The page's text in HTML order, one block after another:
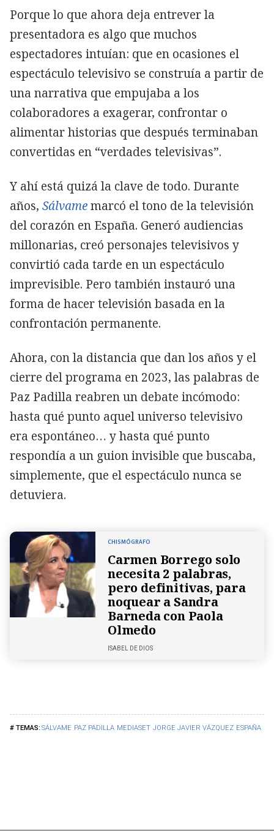
SÁLVAME PAZ PADILLA MEDIASET JORGE JAVIER VÁZQUEZ ESPAÑA
Porque lo que ahora deja entrever la
presentadora es algo que muchos
espectadores intuían: que en ocasiones el
espectáculo televisivo se construía a partir de
una narrativa que empujaba a los
colaboradores a exagerar, confrontar o
alimentar historias que después terminaban
convertidas en “verdades televisivas”.
Y ahí está quizá la clave de todo. Durante
años, Sálvamemarcó el tono de la televisión
del corazón en España. Generó audiencias
millonarias, creó personajes televisivos y
convirtió cada tarde en un espectáculo
imprevisible. Pero también instauró una
forma de hacer televisión basada en la
confrontación permanente.
Ahora, con la distancia que dan los años y el
cierre del programa en 2023, las palabras de
Paz Padilla reabren un debate incómodo:
hasta qué punto aquel universo televisivo
era espontáneo… y hasta qué punto
respondía a un guion invisible que buscaba,
simplemente, que el espectáculo nunca se
detuviera.
CHISMÓGRAFO
Carmen Borrego solo
necesita 2 palabras,
pero definitivas, para
noquear a Sandra
Barneda con Paola
Olmedo
ISABEL DE DIOS